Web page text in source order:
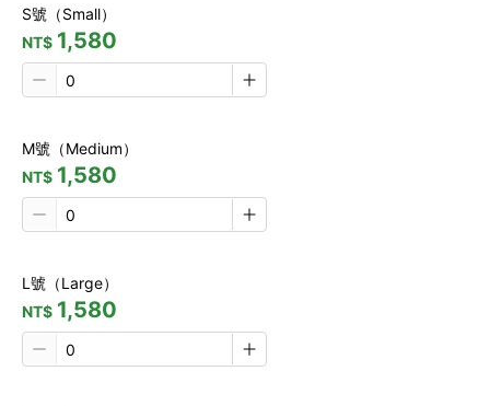
S號（Small）
NT$ 1,580
M號（Medium）
NT$ 1,580
L號（Large）
NT$ 1,580